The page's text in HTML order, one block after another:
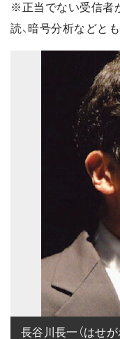
※正当でない受信者
読、暗号分析などと
長谷川長一（はせが